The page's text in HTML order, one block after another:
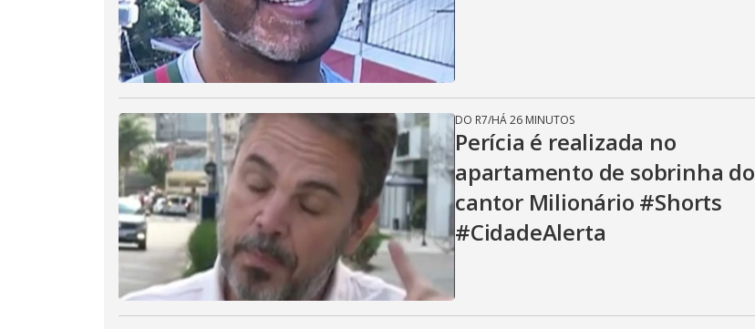
DO R7/HÁ 26 MINUTOS
Perícia é realizada no
apartamento de sobrinha do
cantor Milionário #Shorts
#CidadeAlerta